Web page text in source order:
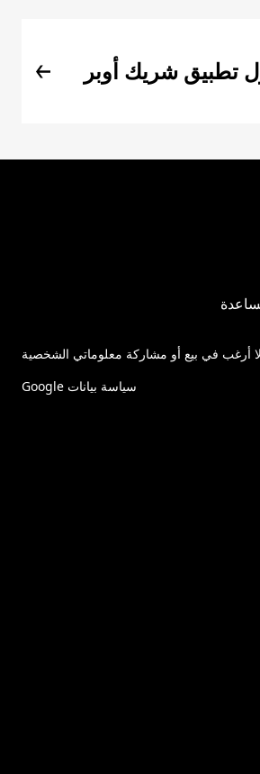
تطبيق شريك أوبر
لا أرغب في بيع أو مشاركة معلوماتي الشخصية
سياسة بيانات Google